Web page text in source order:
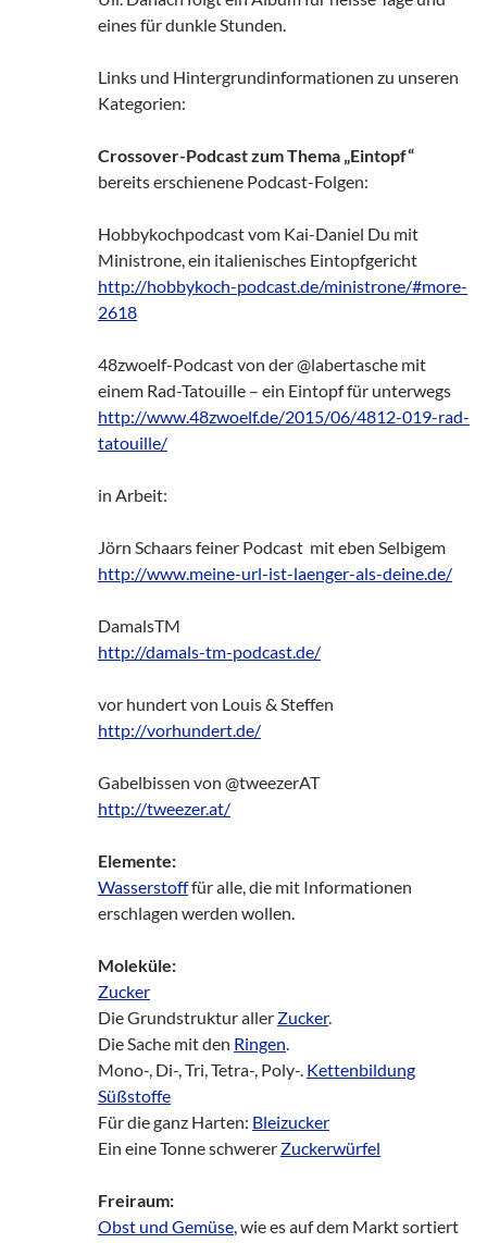
eines für dunkle Stunden.
Links und Hintergrundinformationen zu unseren
Kategorien:
Crossover-Podcast zum Thema „Eintopf“
bereits erschienene Podcast-Folgen:
Hobbykochpodcast vom Kai-Daniel Du mit
Ministrone, ein italienisches Eintopfgericht
http://hobbykoch-podcast.de/ministrone/#more-
2618
48zwoelf-Podcast von der @labertasche mit
einem Rad-Tatouille – ein Eintopf für unterwegs
http://www.48zwoelf.de/2015/06/4812-019-rad-
tatouille/
in Arbeit:
Jörn Schaars feiner Podcast mit eben Selbigem
http://www.meine-url-ist-laenger-als-deine.de/
DamalsTM
http://damals-tm-podcast.de/
vor hundert von Louis & Steffen
http://vorhundert.de/
Gabelbissen von @tweezerAT
http://tweezer.at/
Elemente:
Wasserstofffür alle, die mit Informationen
erschlagen werden wollen.
Moleküle:
Zucker
Die Grundstruktur aller Zucker.
Die Sache mit den Ringen.
Mono-, Di-, Tri, Tetra-, Poly-. Kettenbildung
Süßstoffe
Für die ganz Harten: Bleizucker
Ein eine Tonne schwerer Zuckerwürfel
Freiraum:
Obst und Gemüse, wie es auf dem Markt sortiert